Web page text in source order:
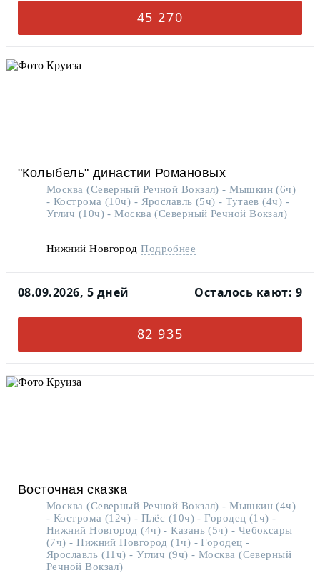
45 270
"Колыбель" династии Романовых
Москва (Северный Речной Вокзал) - Мышкин (6ч)
- Кострома (10ч) - Ярославль (5ч) - Тутаев (4ч) -
Углич (10ч) - Москва (Северный Речной Вокзал)
Нижний НовгородПодробнее
08.09.2026, 5 дней Осталось кают: 9
82 935
Восточная сказка
Москва (Северный Речной Вокзал) - Мышкин (4ч)
- Кострома (12ч) - Плёс (10ч) - Городец (1ч) -
Нижний Новгород (4ч) - Казань (5ч) - Чебоксары
(7ч) - Нижний Новгород (1ч) - Городец -
Ярославль (11ч) - Углич (9ч) - Москва (Северный
Речной Вокзал)